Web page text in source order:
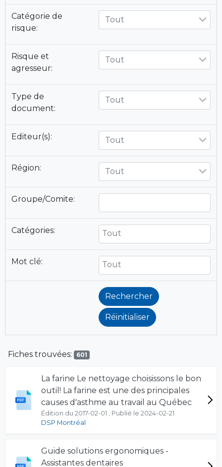
Catégorie de
risque:
Tout
Risque et
agresseur:
Tout
Type de
document:
Tout
Editeur(s): Tout
Région: Tout
Groupe/Comite:
Catégories:
Mot clé:
Fiches trouvées: 601
La farine Le nettoyage choisissons le bon
outil! La farine est une des principales
causes d'asthme au travail au Québec
Édition du 2017-02-01 , Publié le 2024-02-21
DSP Montréal
Guide solutions ergonomiques -
Assistantes dentaires